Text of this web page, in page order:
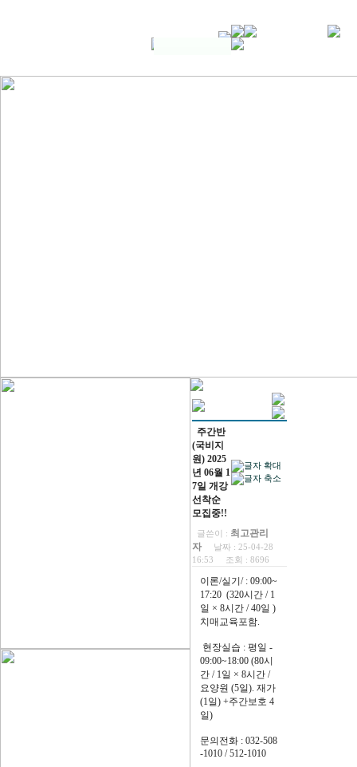
주간반
(국비지
원) 2025
년 06월 1
7일 개강
선착순
모집중!!
글쓴이 : 최고관리
자
날짜 : 25-04-28
16:53
조회 : 8696
이론/실기/ : 09:00~
17:20 (320시간 / 1
일 × 8시간 / 40일 )
치매교육포함.
현장실습 : 평일 -
09:00~18:00 (80시
간 / 1일 × 8시간 /
요양원 (5일). 재가
(1일) +주간보호 4
일)
문의전화 : 032-508
-1010 / 512-1010